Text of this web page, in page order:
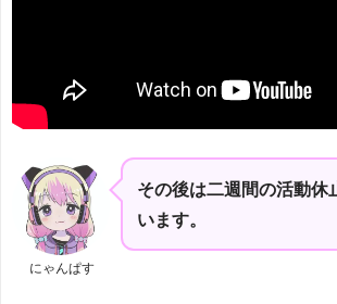
にゃんぱす
その後は二週間の活動休
います。